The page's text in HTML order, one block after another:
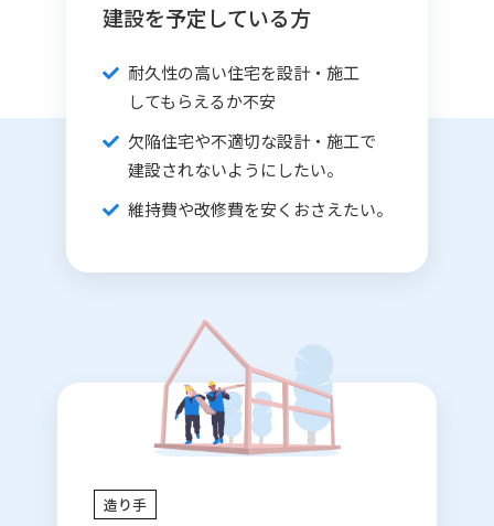
建設を予定している方
耐久性の高い住宅を設計・施工
してもらえるか不安
欠陥住宅や不適切な設計・施工で
建設されないようにしたい。
維持費や改修費を安くおさえたい。
造り手